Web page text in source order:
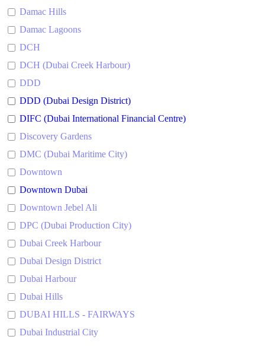
Damac Hills
Damac Lagoons
DCH
DCH (Dubai Creek Harbour)
DDD
DDD (Dubai Design District)
DIFC (Dubai International Financial Centre)
Discovery Gardens
DMC (Dubai Maritime City)
Downtown
Downtown Dubai
Downtown Jebel Ali
DPC (Dubai Production City)
Dubai Creek Harbour
Dubai Design District
Dubai Harbour
Dubai Hills
DUBAI HILLS - FAIRWAYS
Dubai Industrial City